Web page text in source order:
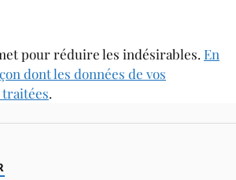
pour réduire les indésirables. En
dont les données de vos
.